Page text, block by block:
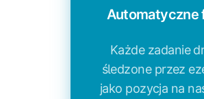
Automatyczne
Każde zadanie
śledzone przez
jako pozycja na